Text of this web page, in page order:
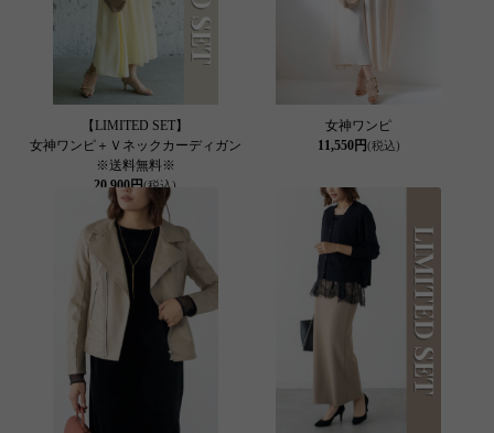
【LIMITED SET】
女神ワンピ＋Ｖネックカーディガン
※送料無料※
20,900円(税込)
女神ワンピ
11,550円(税込)